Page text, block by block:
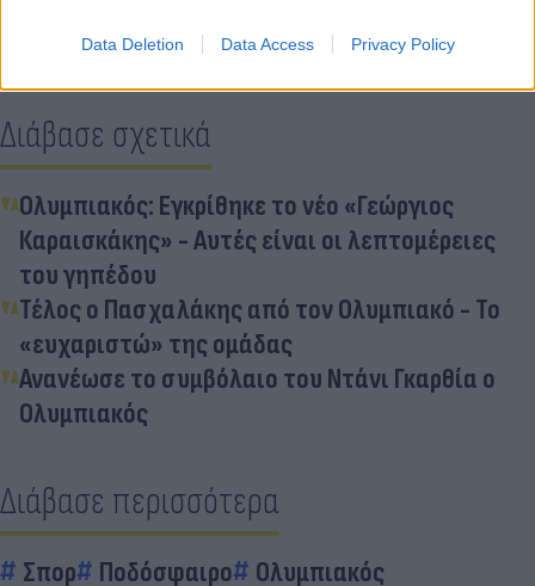
Data Deletion Data Access Privacy Policy
Διάβασε σχετικά
Ολυμπιακός: Εγκρίθηκε το νέο «Γεώργιος
Καραισκάκης» - Αυτές είναι οι λεπτομέρειες
του γηπέδου
Τέλος ο Πασχαλάκης από τον Ολυμπιακό - Το
«ευχαριστώ» της ομάδας
Ανανέωσε το συμβόλαιο του Ντάνι Γκαρθία ο
Ολυμπιακός
Διάβασε περισσότερα
Σπορ Ποδόσφαιρο Ολυμπιακός